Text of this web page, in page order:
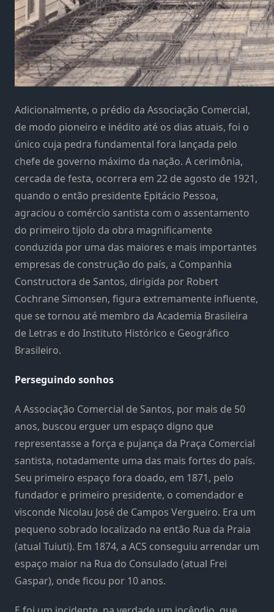
Adicionalmente, o prédio da Associação Comercial,
de modo pioneiro e inédito até os dias atuais, foi o
único cuja pedra fundamental fora lançada pelo
chefe de governo máximo da nação. A cerimônia,
cercada de festa, ocorrera em 22 de agosto de 1921,
quando o então presidente Epitácio Pessoa,
agraciou o comércio santista com o assentamento
do primeiro tijolo da obra magnificamente
conduzida por uma das maiores e mais importantes
empresas de construção do país, a Companhia
Constructora de Santos, dirigida por Robert
Cochrane Simonsen, figura extremamente influente,
que se tornou até membro da Academia Brasileira
de Letras e do Instituto Histórico e Geográfico
Brasileiro.
Perseguindo sonhos
A Associação Comercial de Santos, por mais de 50
anos, buscou erguer um espaço digno que
representasse a força e pujança da Praça Comercial
santista, notadamente uma das mais fortes do país.
Seu primeiro espaço fora doado, em 1871, pelo
fundador e primeiro presidente, o comendador e
visconde Nicolau José de Campos Vergueiro. Era um
pequeno sobrado localizado na então Rua da Praia
(atual Tuiuti). Em 1874, a ACS conseguiu arrendar um
espaço maior na Rua do Consulado (atual Frei
Gaspar), onde ficou por 10 anos.